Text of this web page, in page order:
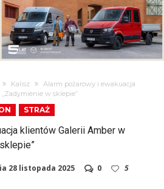
Kalisz
Alarm pożarowy i ewakuacja
w sklepie”
STRAŻ
klientów Galerii Amber w
28 listopada 2025 0 5